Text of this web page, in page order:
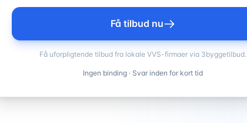
Få tilbud nu
Få uforpligtende tilbud fra lokale VVS-firmaer via 3byggetilbud.
Ingen binding · Svar inden for kort tid